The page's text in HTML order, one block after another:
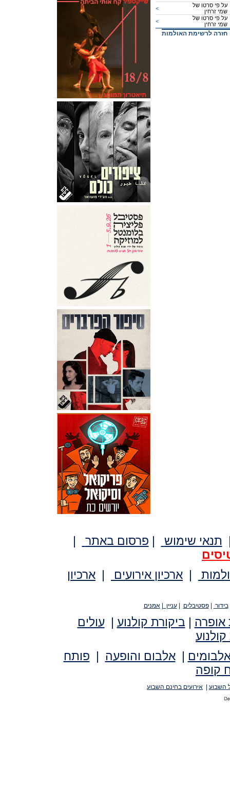
<
על פי סרטו של
שמי זרחין
<
על פי סרטו של
שמי זרחין
חזרה לרשימת האולמות
תנאי שימוש | פרסום באתר
|
| ארכיון אירועים | ארכיון
בידור |פסטיבלים |עניין |אמנים
אופרה | ביקורת קולנוע |עולים
קולנוע
|אלבום והופעה | פותח
קופה
השבוע אירועים בחינם השבוע